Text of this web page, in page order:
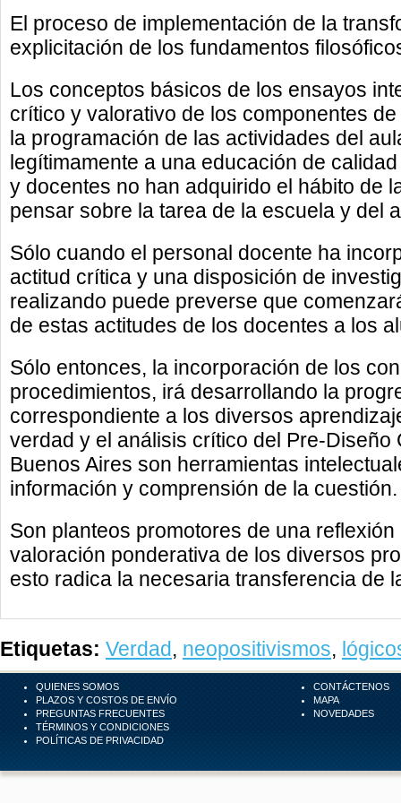
El proceso de implementación de la
explicitación de los fundamentos
Los conceptos básicos de los ensayos
crítico y valorativo de los componentes
la programación de las actividades del
legítimamente a una educación de
y docentes no han adquirido el hábito de
pensar sobre la tarea de la escuela y del
Sólo cuando el personal docente ha
actitud crítica y una disposición de
realizando puede preverse que
de estas actitudes de los docentes a los
Sólo entonces, la incorporación de los
procedimientos, irá desarrollando la
correspondiente a los diversos
verdad y el análisis crítico del Pre-Diseño
Buenos Aires son herramientas
información y comprensión de la cuestión.
Son planteos promotores de una
valoración ponderativa de los diversos
esto radica la necesaria transferencia de
Etiquetas: Verdad, neopositivismos,
QUIENES SOMOS
PLAZOS Y COSTOS DE ENVÍO
PREGUNTAS FRECUENTES
TÉRMINOS Y CONDICIONES
POLÍTICAS DE PRIVACIDAD
CONTÁCTENOS
MAPA
NOVEDADES